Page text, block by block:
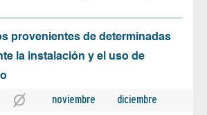
provenientes de determinadas
la instalación y el uso de
noviembre diciembre